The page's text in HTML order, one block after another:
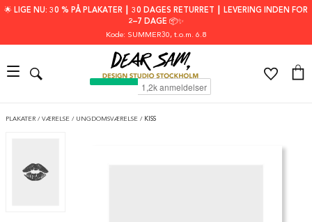
🌟 LIGE NU: 30 % PÅ PLAKATER ┃ 30 DAGES RETURRET ┃ LEVERING INDEN FOR
2–7 DAGE 📦✨
Kode: SUMMER30, t.o.m. 6.8
PLAKATER / VÆRELSE / UNGDOMSVÆRELSE / KISS